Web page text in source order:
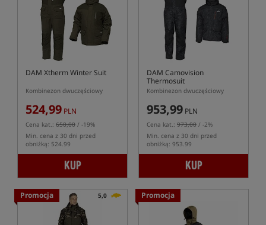
DAM Xtherm Winter Suit
Kombinezon dwuczęściowy
524,99 PLN
Cena kat.: 650,00 / -19%
Min. cena z 30 dni przed
obniżką: 524.99
KUP
DAM Camovision
Thermosuit
Kombinezon dwuczęściowy
953,99 PLN
Cena kat.: 973,00 / -2%
Min. cena z 30 dni przed
obniżką: 953.99
KUP
Promocja 5,0 Promocja